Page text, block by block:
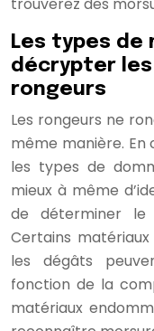
Les types
décrypter les
rongeurs
Les rongeurs ne
même manière.
les types de
mieux à même
de déterminer le
Certains
les dégâts
fonction de la
matériaux